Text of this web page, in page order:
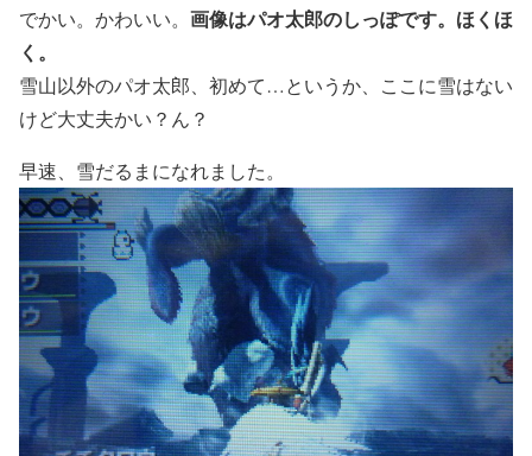
でかい。かわいい。 画像はパオ太郎のしっぽです。ほくほ
く。
雪山以外のパオ太郎、初めて…というか、ここに雪はない
けど大丈夫かい？ん？
早速、雪だるまになれました。